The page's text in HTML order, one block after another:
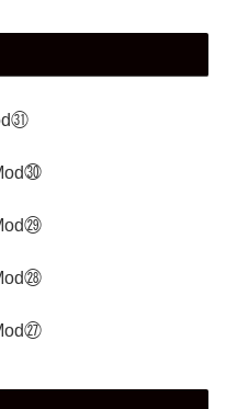
㉛
㉚
㉙
㉘
㉗